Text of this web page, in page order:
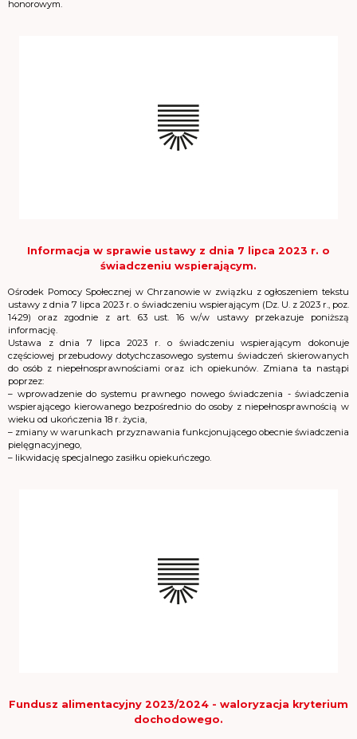
honorowym.
Informacja w sprawie ustawy z dnia 7 lipca 2023 r. o
świadczeniu wspierającym.
Ośrodek Pomocy Społecznej w Chrzanowie w związku z ogłoszeniem tekstu
ustawy z dnia 7 lipca 2023 r. o świadczeniu wspierającym (Dz. U. z 2023 r., poz.
1429) oraz zgodnie z art. 63 ust. 16 w/w ustawy przekazuje poniższą
informację.
Ustawa z dnia 7 lipca 2023 r. o świadczeniu wspierającym dokonuje
częściowej przebudowy dotychczasowego systemu świadczeń skierowanych
do osób z niepełnosprawnościami oraz ich opiekunów. Zmiana ta nastąpi
poprzez:
– wprowadzenie do systemu prawnego nowego świadczenia - świadczenia
wspierającego kierowanego bezpośrednio do osoby z niepełnosprawnością w
wieku od ukończenia 18 r. życia,
– zmiany w warunkach przyznawania funkcjonującego obecnie świadczenia
pielęgnacyjnego,
– likwidację specjalnego zasiłku opiekuńczego.
Fundusz alimentacyjny 2023/2024 - waloryzacja kryterium
dochodowego.